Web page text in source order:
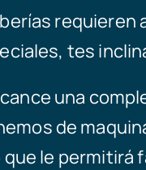
tes
una
de
que le permitirá